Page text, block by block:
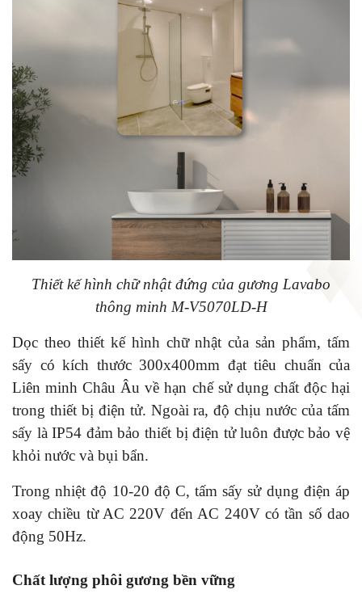
Thiết kế hình chữ nhật đứng của gương Lavabo
thông minh M-V5070LD-H
Dọc theo thiết kế hình chữ nhật của sản phẩm, tấm
sấy có kích thước 300x400mm đạt tiêu chuẩn của
Liên minh Châu Âu về hạn chế sử dụng chất độc hại
trong thiết bị điện tử. Ngoài ra, độ chịu nước của tấm
sấy là IP54 đảm bảo thiết bị điện tử luôn được bảo vệ
khỏi nước và bụi bẩn.
Trong nhiệt độ 10-20 độ C, tấm sấy sử dụng điện áp
xoay chiều từ AC 220V đến AC 240V có tần số dao
động 50Hz.
Chất lượng phôi gương bền vững